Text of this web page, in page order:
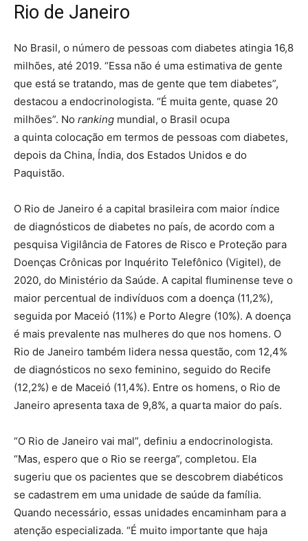
Rio de Janeiro
No Brasil, o número de pessoas com diabetes atingia 16,8
milhões, até 2019. “Essa não é uma estimativa de gente
que está se tratando, mas de gente que tem diabetes”,
destacou a endocrinologista. “É muita gente, quase 20
milhões”. No ranking mundial, o Brasil ocupa
a quinta colocação em termos de pessoas com diabetes,
depois da China, Índia, dos Estados Unidos e do
Paquistão.
O Rio de Janeiro é a capital brasileira com maior índice
de diagnósticos de diabetes no país, de acordo com a
pesquisa Vigilância de Fatores de Risco e Proteção para
Doenças Crônicas por Inquérito Telefônico (Vigitel), de
2020, do Ministério da Saúde. A capital fluminense teve o
maior percentual de indivíduos com a doença (11,2%),
seguida por Maceió (11%) e Porto Alegre (10%). A doença
é mais prevalente nas mulheres do que nos homens. O
Rio de Janeiro também lidera nessa questão, com 12,4%
de diagnósticos no sexo feminino, seguido do Recife
(12,2%) e de Maceió (11,4%). Entre os homens, o Rio de
Janeiro apresenta taxa de 9,8%, a quarta maior do país.
“O Rio de Janeiro vai mal”, definiu a endocrinologista.
“Mas, espero que o Rio se reerga”, completou. Ela
sugeriu que os pacientes que se descobrem diabéticos
se cadastrem em uma unidade de saúde da família.
Quando necessário, essas unidades encaminham para a
atenção especializada. “É muito importante que haja